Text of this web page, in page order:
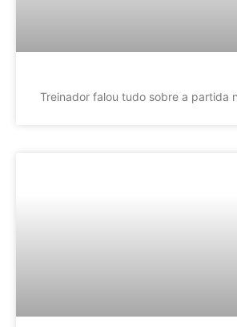
Treinador falou tudo sobre a partida